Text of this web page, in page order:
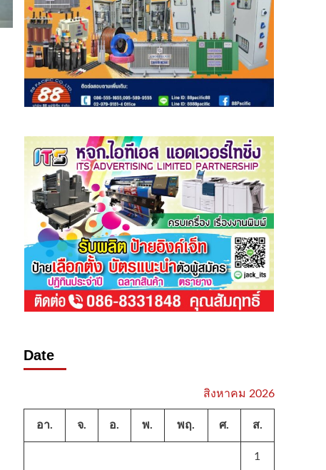
Date
สิงหาคม 2026
อา. จ. อ. พ. พฤ. ศ. ส.
1